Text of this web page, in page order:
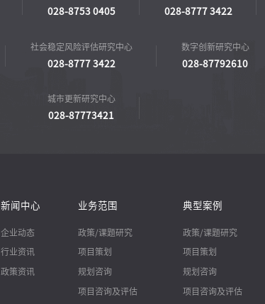
028-8753 0405 028-8777 3422
社会稳定风险评估研究中心
028-8777 3422
数字创新研究中心
028-87792610
城市更新研究中心
028-87773421
新闻中心
企业动态
行业资讯
政策资讯
业务范围
政策/课题研究
项目策划
规划咨询
项目咨询及评估
典型案例
政策/课题研究
项目策划
规划咨询
项目咨询及评估